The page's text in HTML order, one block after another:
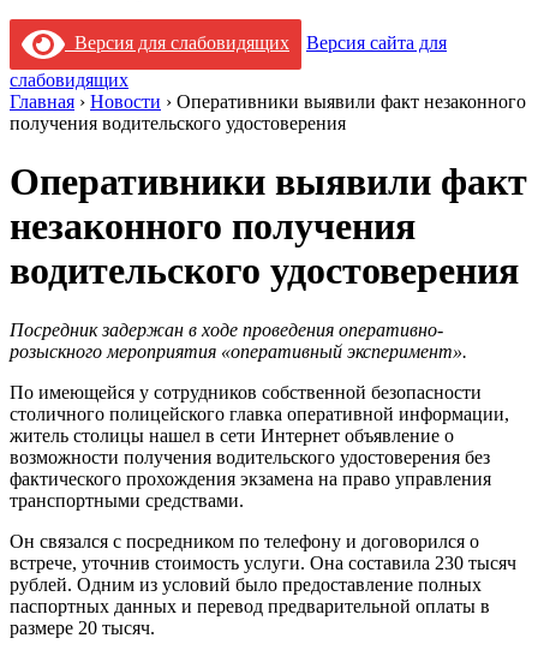
Версия для слабовидящих
Версия сайта для
слабовидящих
Главная › Новости › Оперативники выявили факт незаконного
получения водительского удостоверения
Оперативники выявили факт
незаконного получения
водительского удостоверения
Посредник задержан в ходе проведения оперативно-
розыскного мероприятия «оперативный эксперимент».
По имеющейся у сотрудников собственной безопасности
столичного полицейского главка оперативной информации,
житель столицы нашел в сети Интернет объявление о
возможности получения водительского удостоверения без
фактического прохождения экзамена на право управления
транспортными средствами.
Он связался с посредником по телефону и договорился о
встрече, уточнив стоимость услуги. Она составила 230 тысяч
рублей. Одним из условий было предоставление полных
паспортных данных и перевод предварительной оплаты в
размере 20 тысяч.